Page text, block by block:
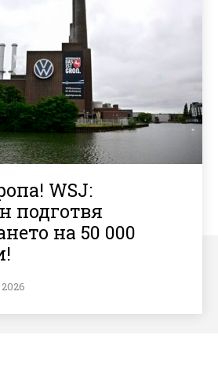
WSJ:
подготвя
на 50 000